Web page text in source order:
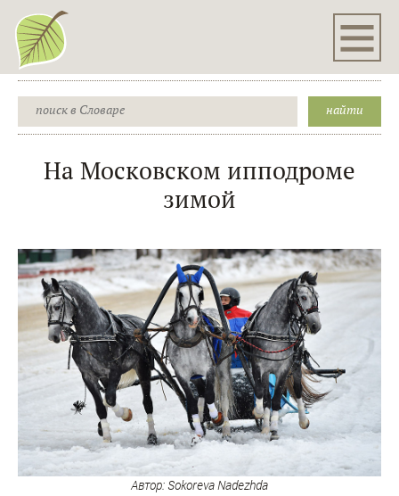
На Московском ипподроме
зимой
Автор: Sokoreva Nadezhda